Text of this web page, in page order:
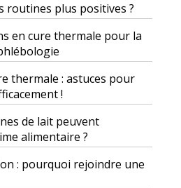
routines plus positives ?
en cure thermale pour la
thermale : astuces pour
!
de lait peuvent
alimentaire ?
: pourquoi rejoindre une